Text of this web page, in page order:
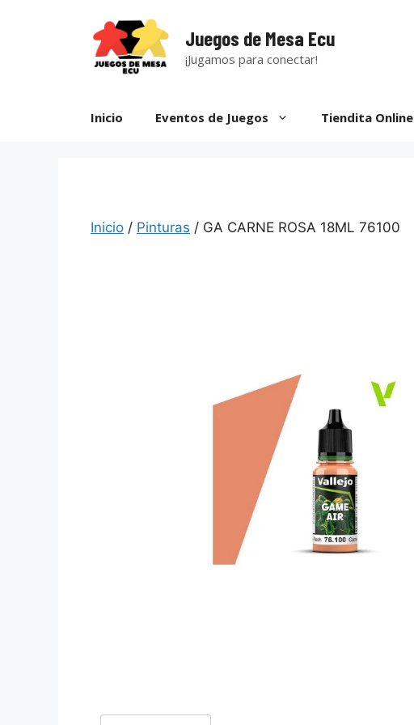
Juegos de Mesa Ecu
¡Jugamos para conectar!
Inicio Eventos de Juegos Tiendita Online
Inicio / Pinturas / GA CARNE ROSA 18ML 76100